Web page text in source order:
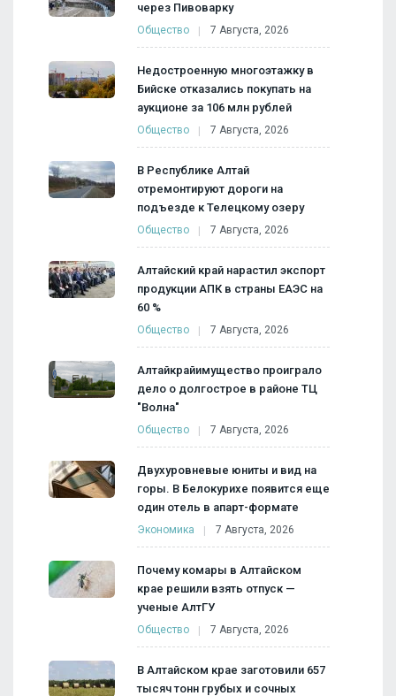
через Пивоварку
Общество 7 Августа, 2026
Недостроенную многоэтажку в
Бийске отказались покупать на
аукционе за 106 млн рублей
Общество 7 Августа, 2026
В Республике Алтай
отремонтируют дороги на
подъезде к Телецкому озеру
Общество 7 Августа, 2026
Алтайский край нарастил экспорт
продукции АПК в страны ЕАЭС на
60 %
Общество 7 Августа, 2026
Алтайкрайимущество проиграло
дело о долгострое в районе ТЦ
"Волна"
Общество 7 Августа, 2026
Двухуровневые юниты и вид на
горы. В Белокурихе появится еще
один отель в апарт-формате
Экономика 7 Августа, 2026
Почему комары в Алтайском
крае решили взять отпуск —
ученые АлтГУ
Общество 7 Августа, 2026
В Алтайском крае заготовили 657
тысяч тонн грубых и сочных